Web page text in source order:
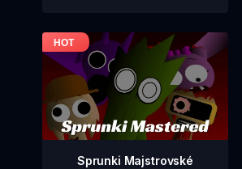
Sprunki Majstrovské